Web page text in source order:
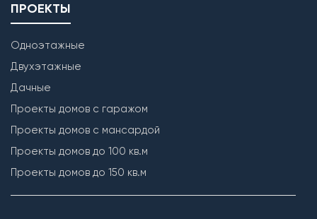
ПРОЕКТЫ
Одноэтажные
Двухэтажные
Дачные
Проекты домов с гаражом
Проекты домов с мансардой
Проекты домов до 100 кв.м
Проекты домов до 150 кв.м